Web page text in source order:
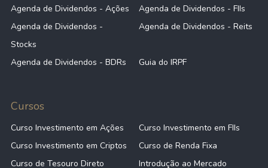
Agenda de Dividendos - Ações
Agenda de Dividendos - FIIs
Agenda de Dividendos -
Stocks
Agenda de Dividendos - Reits
Agenda de Dividendos - BDRs Guia do IRPF
Cursos
Curso Investimento em Ações
Curso Investimento em FIIs
Curso Investimento em Criptos
Curso de Renda Fixa
Curso de Tesouro Direto
Introdução ao Mercado